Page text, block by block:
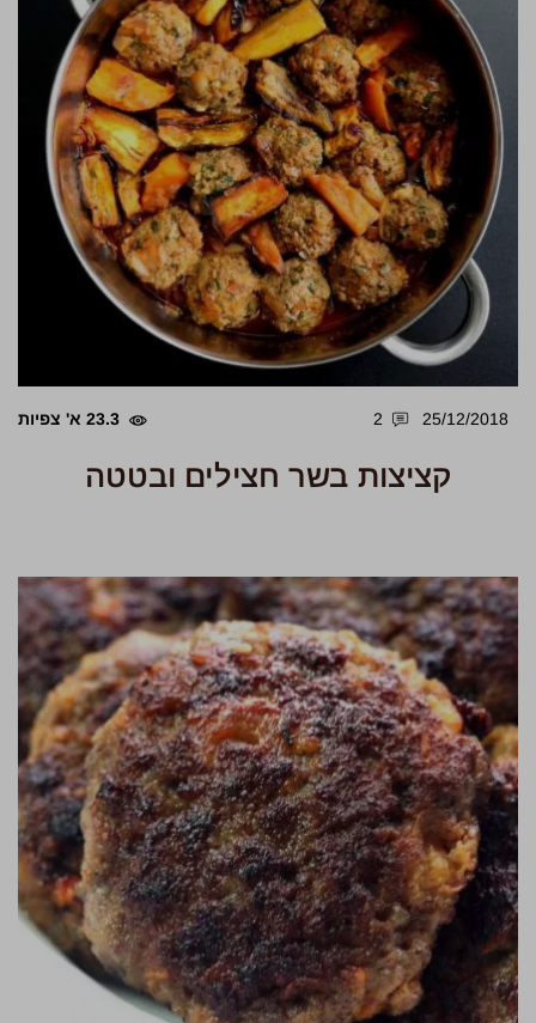
25/12/2018
2 23.3 א' צפיות
קציצות בשר חצילים ובטטה